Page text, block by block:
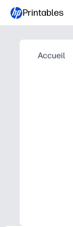
Printables
Accueil